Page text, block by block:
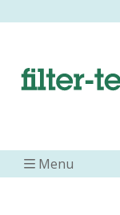
Menu